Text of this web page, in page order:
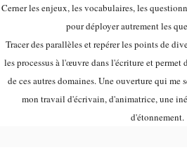
Cerner les enjeux, les vocabulaires, les
pour déployer autrement les
Tracer des parallèles et repérer les points de
les processus à l'œuvre dans l'écriture et
de ces autres domaines. Une ouverture qui
mon travail d'écrivain, d'animatrice, une
d'étonnement.